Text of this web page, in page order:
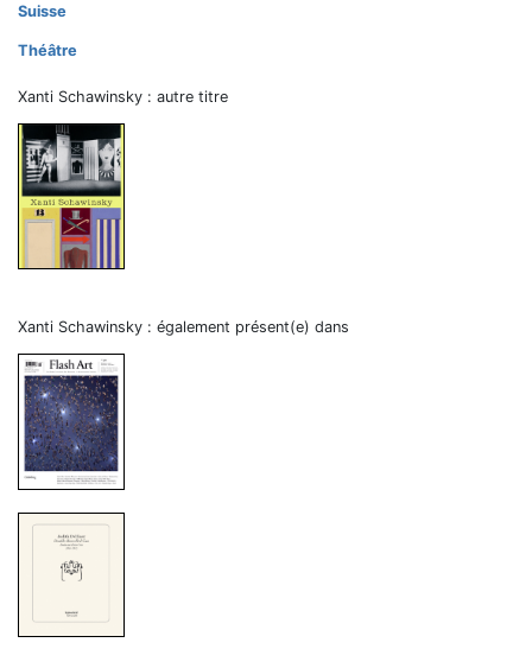
Suisse
Théâtre
Xanti Schawinsky : autre titre
Xanti Schawinsky : également présent(e) dans